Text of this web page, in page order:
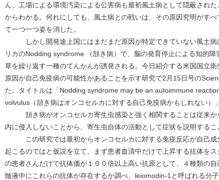
ん、工場による環境汚染による公害病も最初風土病として隠蔽され
からわかる。何れにしても、風土病との戦いは、その原因究明がす
て一つ一つ姿を消した。
しかし開発途上国にはまだまだ原因が特定できていない風土病
リカのNodding syndrome （頷き病）で、脳の発育停止による知的
草を繰り返す一種のてんかんが誘発される。今日紹介する米国国立
原因が自己免疫病の可能性があることを示す研究で2月15日号の
た。タイトルは「Nodding syndrome may be an autoimmune
volvulus（頷き病はオンコセルカに対する自己免疫病かもしれない）
頷き病がオンコセルカ寄生虫感染と強く相関することは従来か
内に侵入しないことから、寄生虫自体の活動として症状を説明する
この研究では最初からオンコセルカに対する免疫反応が自己成
起こるのではと仮説を立て、まず患者血清中だけで上昇する抗体を
の患者さんだけで抗体価が１００倍以上高い抗原として、４種類の
髄液中にこれらの抗体が存在するか調べ、leiomodin-1と呼ばれる分